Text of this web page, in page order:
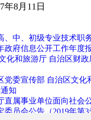
日
、中、初级专业技术职
政府信息公开工作年度
化和旅游厅 自治区财
党委宣传部 自治区文
知
直属事业单位面向社
员会公告（2019年第3